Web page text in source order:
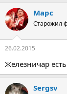
Марс
Старожил
26.02.2015
Железничар есть
Sergsv